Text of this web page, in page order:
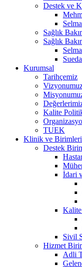
Destek ve
Sağlık
Sağlık
Kurumsal
Tarihçemiz
Kalite
TUEK
Klinik ve
Destek
İdari
Sivil
Hizmet
Adli